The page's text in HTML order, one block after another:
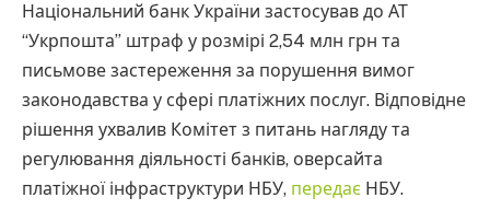
Національний банк України застосував до АТ
“Укрпошта” штраф у розмірі 2,54 млн грн та
письмове застереження за порушення вимог
законодавства у сфері платіжних послуг. Відповідне
рішення ухвалив Комітет з питань нагляду та
регулювання діяльності банків, оверсайта
платіжної інфраструктури НБУ, передає НБУ.